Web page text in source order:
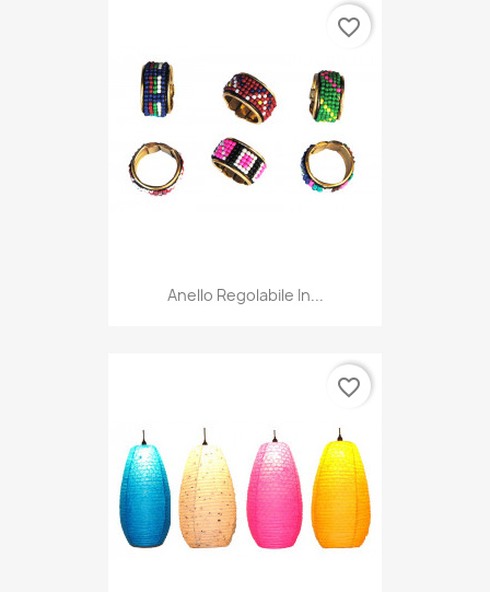
Anello Regolabile In...
favorite_border
favorite_border